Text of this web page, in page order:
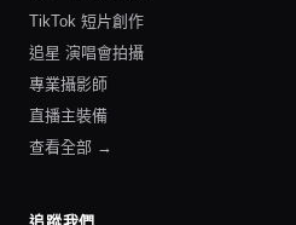
TikTok 短片創作
追星 演唱會拍攝
專業攝影師
直播主裝備
查看全部 →